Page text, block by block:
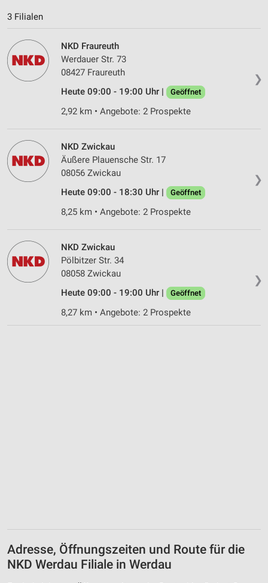
3 Filialen
❯
NKD Fraureuth
Werdauer Str. 73
08427 Fraureuth
Heute 09:00 - 19:00 Uhr |
Geöffnet
2,92 km • Angebote: 2 Prospekte
❯
NKD Zwickau
Äußere Plauensche Str. 17
08056 Zwickau
Heute 09:00 - 18:30 Uhr |
Geöffnet
8,25 km • Angebote: 2 Prospekte
❯
NKD Zwickau
Pölbitzer Str. 34
08058 Zwickau
Heute 09:00 - 19:00 Uhr |
Geöffnet
8,27 km • Angebote: 2 Prospekte
Adresse, Öffnungszeiten und Route für die
NKD Werdau Filiale in Werdau
IAB-Besonderheiten:
Verwendung genauer Standortdaten
Geräte anhand von aktiv angeforderten
Informationen identifizieren
Nicht-IAB-Verarbeitungszwecke:
Performance
Funktional